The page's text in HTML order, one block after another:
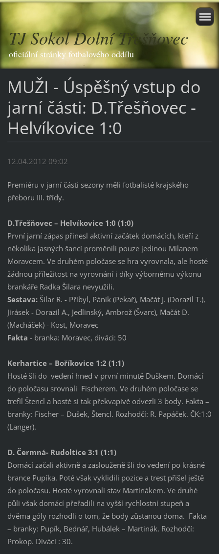
TJ Sokol Dolní Třešňovec
oficiální stránky fotbalového oddílu
MUŽI - Úspěšný vstup do
jarní části: D.Třešňovec -
Helvíkovice 1:0
12.04.2012 09:02
Premiéru v jarní části sezony měli fotbalisté krajského
přeboru III. třídy.
D.Třešňovec – Helvíkovice 1:0 (1:0)
První jarní zápas přinesl aktivní začátek domácích, kteří z
několika jasných šancí proměnili pouze jedinou Milanem
Moravcem. Ve druhém poločase se hra vyrovnala, ale hosté
žádnou příležitost na vyrovnání i díky výbornému výkonu
brankáře Radka Šilara nevyužili.
Sestava:Šilar R. - Přibyl, Pánik (Pekař), Mačát J. (Dorazil T.),
Jirásek - Dorazil A., Jedlinský, Ambrož (Švarc), Mačát D.
(Macháček) - Kost, Moravec
Fakta - branka: Moravec, diváci: 50
Kerhartice – Boříkovice 1:2 (1:1)
Hosté šli do vedení hned v první minutě Duškem. Domácí
do poločasu srovnali Fischerem. Ve druhém poločase se
trefil Štencl a hosté si tak překvapivě odvezli 3 body. Fakta –
branky: Fischer – Dušek, Štencl. Rozhodčí: R. Papáček. ČK:1:0
(Langer).
D. Čermná- Rudoltice 3:1 (1:1)
Domácí začali aktivně a zaslouženě šli do vedení po krásné
brance Pupíka. Poté však vyklidili pozice a trest přišel ještě
do poločasu. Hosté vyrovnali stav Martinákem. Ve druhé
půli však domácí přeřadili na vyšší rychlostní stupeň a
dvěma góly rozhodli o tom, že body zůstanou doma. Fakta
– branky: Pupík, Bednář, Hubálek – Martinák. Rozhodčí:
Prokop. Diváci : 30.